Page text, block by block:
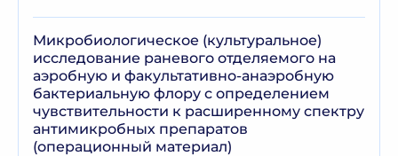
Микробиологическое (культуральное)
исследование раневого отделяемого на
аэробную и факультативно-анаэробную
бактериальную флору с определением
чувствительности к расширенному спектру
антимикробных препаратов
(операционный материал)